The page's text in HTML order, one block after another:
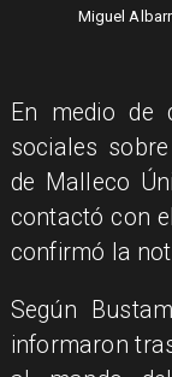
Miguel
En medio de
sociales
de Malleco
contactó con
confirmó la
Según
informaron